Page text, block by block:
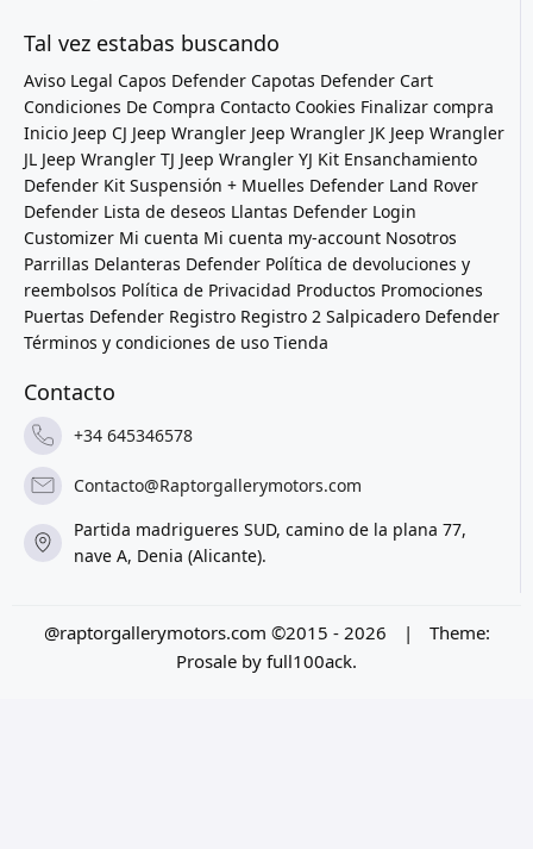
Tal vez estabas buscando
Aviso Legal Capos Defender Capotas Defender Cart
Condiciones De Compra Contacto Cookies Finalizar compra
Inicio Jeep CJ Jeep Wrangler Jeep Wrangler JK Jeep Wrangler
JL Jeep Wrangler TJ Jeep Wrangler YJ Kit Ensanchamiento
Defender Kit Suspensión + Muelles Defender Land Rover
Defender Lista de deseos Llantas Defender Login
Customizer Mi cuenta Mi cuenta my-account Nosotros
Parrillas Delanteras Defender Política de devoluciones y
reembolsos Política de Privacidad Productos Promociones
Puertas Defender Registro Registro 2 Salpicadero Defender
Términos y condiciones de uso Tienda
Contacto
+34 645346578
Contacto@Raptorgallerymotors.com
Partida madrigueres SUD, camino de la plana 77,
nave A, Denia (Alicante).
@raptorgallerymotors.com ©2015 - 2026 |
Theme:
Prosale by full100ack.